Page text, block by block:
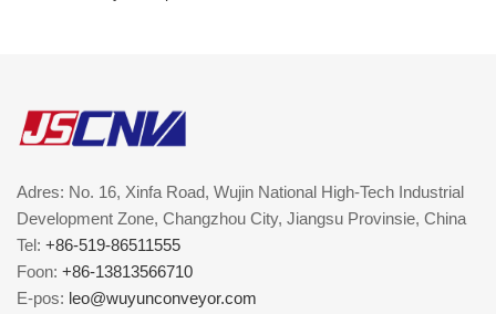
Adres: No. 16, Xinfa Road, Wujin National High-Tech Industrial
Development Zone, Changzhou City, Jiangsu Provinsie, China
Tel: +86-519-86511555
Foon: +86-13813566710
E-pos: leo@wuyunconveyor.com